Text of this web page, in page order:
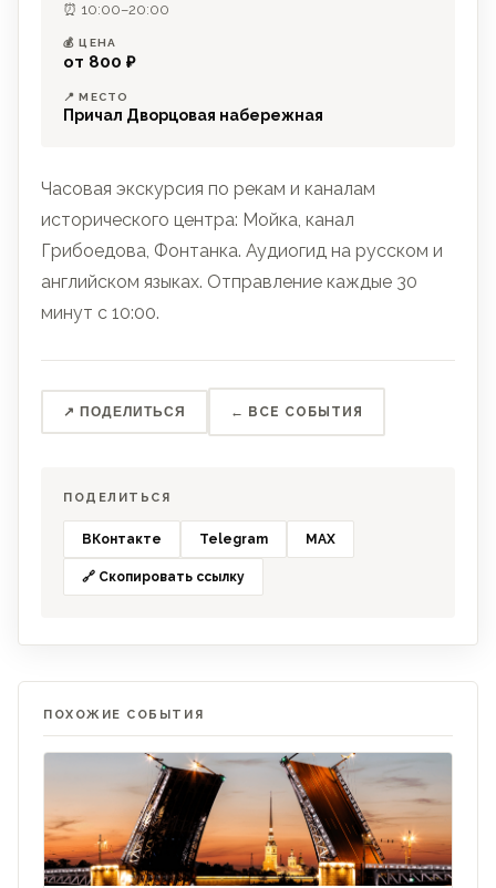
⏰ 10:00–20:00
💰 ЦЕНА
от 800 ₽
📍 МЕСТО
Причал Дворцовая набережная
Часовая экскурсия по рекам и каналам
исторического центра: Мойка, канал
Грибоедова, Фонтанка. Аудиогид на русском и
английском языках. Отправление каждые 30
минут с 10:00.
↗ ПОДЕЛИТЬСЯ ← ВСЕ СОБЫТИЯ
ПОДЕЛИТЬСЯ
ВКонтакте Telegram MAX
🔗 Скопировать ссылку
ПОХОЖИЕ СОБЫТИЯ